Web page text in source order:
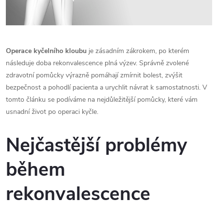
Operace kyčelního kloubu je zásadním zákrokem, po kterém
následuje doba rekonvalescence plná výzev. Správně zvolené
zdravotní pomůcky výrazně pomáhají zmírnit bolest, zvýšit
bezpečnost a pohodlí pacienta a urychlit návrat k samostatnosti. V
tomto článku se podíváme na nejdůležitější pomůcky, které vám
usnadní život po operaci kyčle.
Nejčastější problémy
během
rekonvalescence